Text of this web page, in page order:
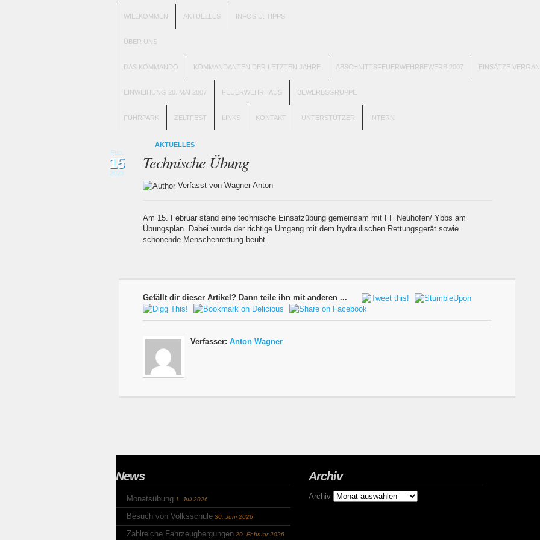
WILLKOMMEN AKTUELLES INFOS U. TIPPS
ÜBER UNS
DAS KOMMANDO KOMMANDANTEN DER LETZTEN JAHRE ABSCHNITTSFEUERWEHRBEWERB 2007 EINSÄTZE
EINWEIHUNG 20. MAI 2007 FEUERWEHRHAUS BEWERBSGRUPPE
FUHRPARK ZELTFEST LINKS KONTAKT UNTERSTÜTZER INTERN
Feb.
15
2023
AKTUELLES
Technische Übung
Verfasst von Wagner Anton
Am 15. Februar stand eine technische Einsatzübung gemeinsam mit FF Neuhofen/ Ybbs am
Übungsplan. Dabei wurde der richtige Umgang mit dem hydraulischen Rettungsgerät sowie
schonende Menschenrettung beübt.
Gefällt dir dieser Artikel? Dann teile ihn mit anderen ...
Verfasser: Anton Wagner
News
Monatsübung 1. Juli 2026
Besuch von Volksschule 30. Juni 2026
Zahlreiche Fahrzeugbergungen 20. Februar 2026
Archiv
Archiv